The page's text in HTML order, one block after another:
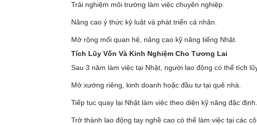
Trải nghiệm môi trường làm việc chuyên nghiệp.
Nâng cao ý thức kỷ luật và phát triển cá nhân.
Mở rộng mối quan hệ, nâng cao kỹ năng tiếng Nhật.
Tích Lũy Vốn Và Kinh Nghiệm Cho Tương Lai
Sau 3 năm làm việc tại Nhật, người lao động có thể tích
Mở xưởng riêng, kinh doanh hoặc đầu tư tại quê nhà.
Tiếp tục quay lại Nhật làm việc theo diện kỹ năng đặc định.
Trở thành lao động tay nghề cao có thể làm việc tại các